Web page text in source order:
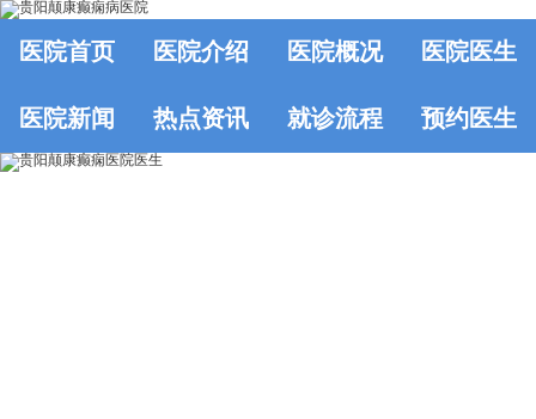
医院首页 医院介绍 医院概况 医院医生
医院新闻 热点资讯 就诊流程 预约医生